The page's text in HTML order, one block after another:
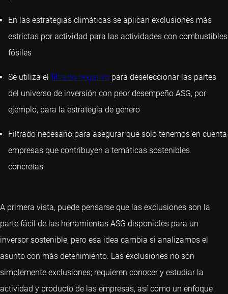
En las estrategias climáticas se aplican exclusiones más
estrictas por actividad para las actividades con combustibles
fósiles
Se utiliza el filtrado negativo para deseleccionar las partes
del universo de inversión con peor desempeño ASG, por
ejemplo, para la estrategia de género
Filtrado necesario para asegurar que solo tenemos en cuenta
empresas que contribuyen a temáticas sostenibles
concretas.
A primera vista, puede pensarse que las exclusiones son la
parte fácil de las herramientas ASG disponibles para un
inversor sostenible, pero esa idea cambia si analizamos el
asunto con más detenimiento. Las exclusiones no son
simplemente exclusiones; requieren conocer y estudiar la
actividad y producto de las empresas, así como un enfoque